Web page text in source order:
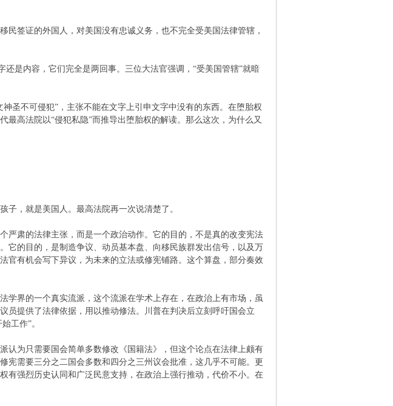
民签证的外国人，对美国没有忠诚义务，也不完全受美国法律管辖，
还是内容，它们完全是两回事。三位大法官强调，“受美国管辖”就暗
圣不可侵犯”，主张不能在文字上引申文字中没有的东西。在堕胎权
最高法院以“侵犯私隐”而推导出堕胎权的解读。那么这次，为什么又
子，就是美国人。最高法院再一次说清楚了。
严肃的法律主张，而是一个政治动作。它的目的，不是真的改变宪法
的目的，是制造争议、动员基本盘、向移民族群发出信号，以及万
官有机会写下异议，为未来的立法或修宪铺路。这个算盘，部分奏效
学界的一个真实流派，这个流派在学术上存在，在政治上有市场，虽
员提供了法律依据，用以推动修法。川普在判决后立刻呼吁国会立
工作”。
认为只需要国会简单多数修改《国籍法》，但这个论点在法律上颇有
需要三分之二国会多数和四分之三州议会批准，这几乎不可能。更
有强烈历史认同和广泛民意支持，在政治上强行推动，代价不小。在